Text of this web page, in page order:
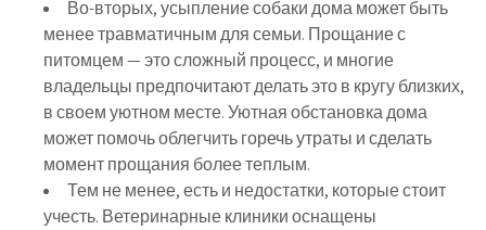
Во-вторых, усыпление собаки дома может быть
менее травматичным для семьи. Прощание с
питомцем — это сложный процесс, и многие
владельцы предпочитают делать это в кругу близких,
в своем уютном месте. Уютная обстановка дома
может помочь облегчить горечь утраты и сделать
момент прощания более теплым.
Тем не менее, есть и недостатки, которые стоит
учесть. Ветеринарные клиники оснащены